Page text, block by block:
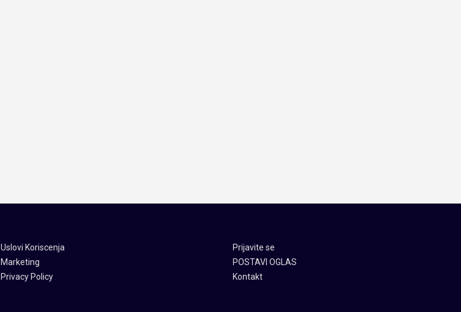
Uslovi Koriscenja
Marketing
Privacy Policy
Prijavite se
POSTAVI OGLAS
Kontakt